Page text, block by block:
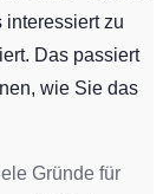
interessiert zu
Das passiert
wie Sie das
Gründe für